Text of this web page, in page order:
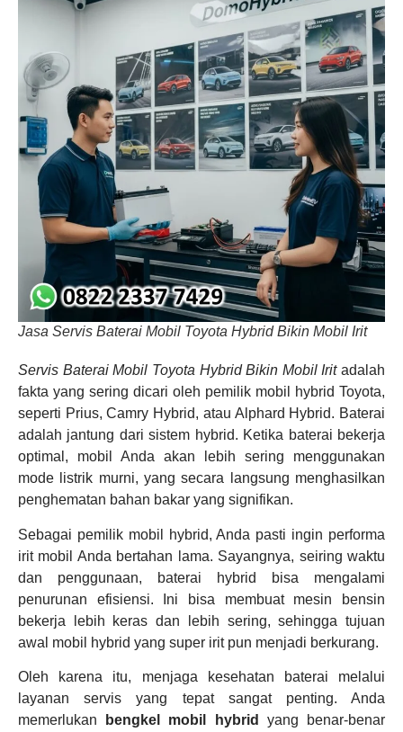
Jasa Servis Baterai Mobil Toyota Hybrid Bikin Mobil Irit
Servis Baterai Mobil Toyota Hybrid Bikin Mobil Iritadalah
fakta yang sering dicari oleh pemilik mobil hybrid Toyota,
seperti Prius, Camry Hybrid, atau Alphard Hybrid. Baterai
adalah jantung dari sistem hybrid. Ketika baterai bekerja
optimal, mobil Anda akan lebih sering menggunakan
mode listrik murni, yang secara langsung menghasilkan
penghematan bahan bakar yang signifikan.
Sebagai pemilik mobil hybrid, Anda pasti ingin performa
irit mobil Anda bertahan lama. Sayangnya, seiring waktu
dan penggunaan, baterai hybrid bisa mengalami
penurunan efisiensi. Ini bisa membuat mesin bensin
bekerja lebih keras dan lebih sering, sehingga tujuan
awal mobil hybrid yang super irit pun menjadi berkurang.
Oleh karena itu, menjaga kesehatan baterai melalui
layanan servis yang tepat sangat penting. Anda
memerlukan
bengkel mobil hybrid
yang benar-benar